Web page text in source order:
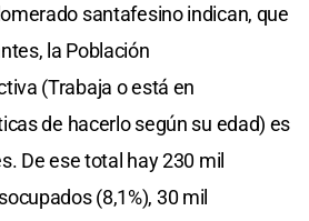
santafesino indican, que
la Población
(Trabaja o está en
de hacerlo según su edad) es
De ese total hay 230 mil
(8,1%), 30 mil